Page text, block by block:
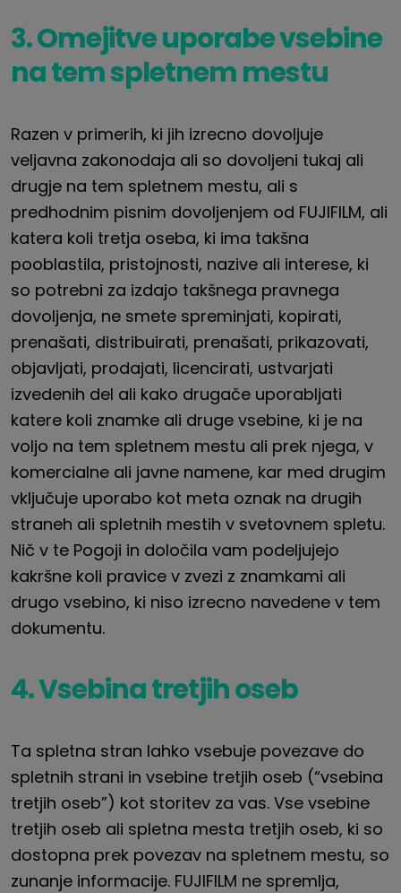
3. Omejitve uporabe vsebine
na tem spletnem mestu
Razen v primerih, ki jih izrecno dovoljuje
veljavna zakonodaja ali so dovoljeni tukaj ali
drugje na tem spletnem mestu, ali s
predhodnim pisnim dovoljenjem od FUJIFILM, ali
katera koli tretja oseba, ki ima takšna
pooblastila, pristojnosti, nazive ali interese, ki
so potrebni za izdajo takšnega pravnega
dovoljenja, ne smete spreminjati, kopirati,
prenašati, distribuirati, prenašati, prikazovati,
objavljati, prodajati, licencirati, ustvarjati
izvedenih del ali kako drugače uporabljati
katere koli znamke ali druge vsebine, ki je na
voljo na tem spletnem mestu ali prek njega, v
komercialne ali javne namene, kar med drugim
vključuje uporabo kot meta oznak na drugih
straneh ali spletnih mestih v svetovnem spletu.
Nič v te Pogoji in določila vam podeljujejo
kakršne koli pravice v zvezi z znamkami ali
drugo vsebino, ki niso izrecno navedene v tem
dokumentu.
4. Vsebina tretjih oseb
Ta spletna stran lahko vsebuje povezave do
spletnih strani in vsebine tretjih oseb (“vsebina
tretjih oseb”) kot storitev za vas. Vse vsebine
tretjih oseb ali spletna mesta tretjih oseb, ki so
dostopna prek povezav na spletnem mestu, so
zunanje informacije. FUJIFILM ne spremlja,